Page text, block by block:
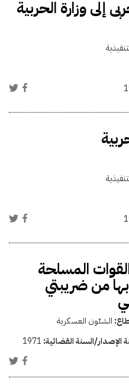
المسلحة
بها من ضريبتي
الشئون العسكرية
الإصدار/السنة القضائية: 1971